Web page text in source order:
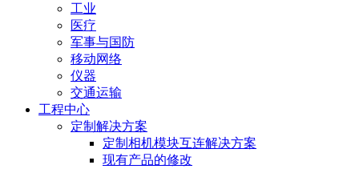
工业
医疗
军事与国防
移动网络
仪器
交通运输
工程中心
定制解决方案
定制相机模块互连解决方案
现有产品的修改